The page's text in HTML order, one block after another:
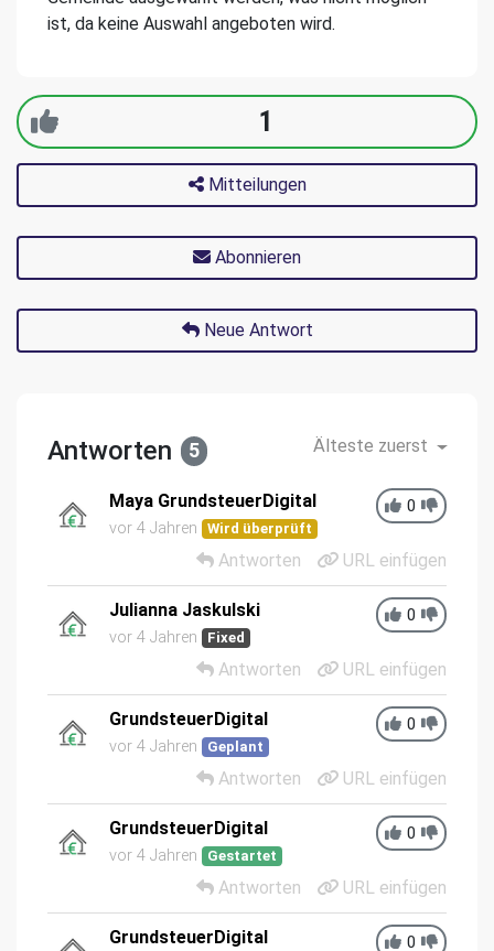
ist, da keine Auswahl angeboten wird.
1
Mitteilungen
Abonnieren
Neue Antwort
Antworten 5 Älteste zuerst
0
Maya GrundsteuerDigital
vor 4 Jahren Wird überprüft
Antworten URL einfügen
0
Julianna Jaskulski
vor 4 Jahren Fixed
Antworten URL einfügen
0
GrundsteuerDigital
vor 4 Jahren Geplant
Antworten URL einfügen
0
GrundsteuerDigital
vor 4 Jahren Gestartet
Antworten URL einfügen
0
GrundsteuerDigital